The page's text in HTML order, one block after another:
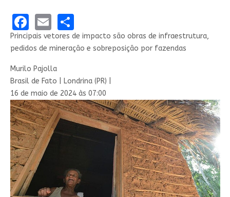
Facebook
EmailShare
Principais vetores de impacto são obras de infraestrutura,
pedidos de mineração e sobreposição por fazendas
Murilo Pajolla
Brasil de Fato | Londrina (PR) |
16 de maio de 2024 às 07:00